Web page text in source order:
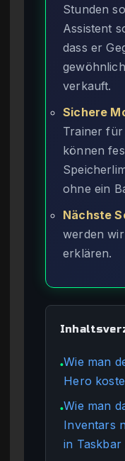
Stunden
Assistent
dass er
verkauft.
Sichere
Trainer für
können
ohne ein
Nächste
werden
erklären.
●Wie man
Hero
●Wie man
Inventars
in